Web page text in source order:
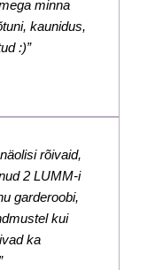
minna
kaunidus,
:)”
rõivaid,
2 LUMM-i
garderoobi,
kui
ka